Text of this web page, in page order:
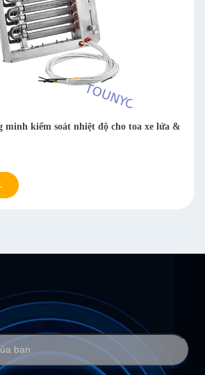
minh kiểm soát nhiệt độ cho toa xe lửa &